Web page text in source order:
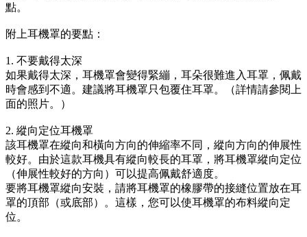
點。
附上耳機罩的要點：
1. 不要戴得太深
如果戴得太深，耳機罩會變得緊繃，耳朵很難進入耳罩，佩戴
時會感到不適。建議將耳機罩只包覆住耳罩。（詳情請參閱上
面的照片。）
2. 縱向定位耳機罩
該耳機罩在縱向和橫向方向的伸縮率不同，縱向方向的伸展性
較好。由於這款耳機具有縱向較長的耳罩，將耳機罩縱向定位
（伸展性較好的方向）可以提高佩戴舒適度。
要將耳機罩縱向安裝，請將耳機罩的橡膠帶的接縫位置放在耳
罩的頂部（或底部）。這樣，您可以使耳機罩的布料縱向定
位。